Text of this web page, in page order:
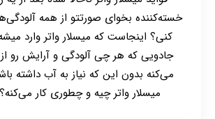
خسته‌کننده بخوای صورتتو از همه
کنی؟ اینجاست که میسلار واتر وارد
جادویی که هر چی آلودگی و آرایش رو
می‌کنه بدون این که نیاز به آب داشته
میسلار واتر چیه و چطوری کار